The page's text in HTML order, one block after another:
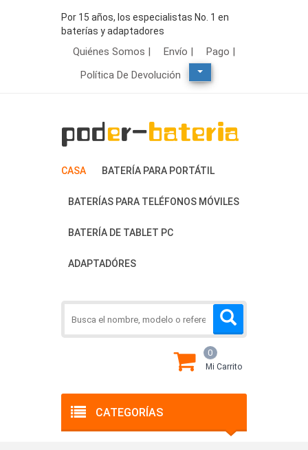
Por 15 años, los especialistas No. 1 en
baterías y adaptadores
Quiénes Somos | Envío |
Pago |
Política De Devolución
CASA BATERÍA PARA PORTÁTIL
BATERÍAS PARA TELÉFONOS MÓVILES
BATERÍA DE TABLET PC
ADAPTADÓRES
CATEGORÍAS
0
Mi Carrito